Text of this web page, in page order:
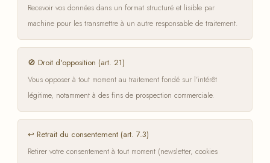
Recevoir vos données dans un format structuré et lisible par
machine pour les transmettre à un autre responsable de traitement.
🚫 Droit d'opposition (art. 21)
Vous opposer à tout moment au traitement fondé sur l'intérêt
légitime, notamment à des fins de prospection commerciale.
↩️ Retrait du consentement (art. 7.3)
Retirer votre consentement à tout moment (newsletter, cookies